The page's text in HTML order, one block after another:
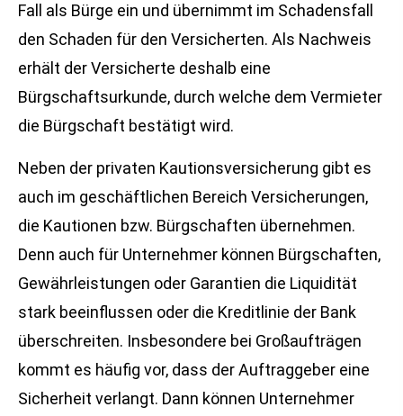
Fall als Bürge ein und übernimmt im Schadensfall
den Schaden für den Versicherten. Als Nachweis
erhält der Versicherte deshalb eine
Bürgschaftsurkunde, durch welche dem Vermieter
die Bürgschaft bestätigt wird.
Neben der privaten Kautionsversicherung gibt es
auch im geschäftlichen Bereich Versicherungen,
die Kautionen bzw. Bürgschaften übernehmen.
Denn auch für Unternehmer können Bürgschaften,
Gewährleistungen oder Garantien die Liquidität
stark beeinflussen oder die Kreditlinie der Bank
überschreiten. Insbesondere bei Großaufträgen
kommt es häufig vor, dass der Auftraggeber eine
Sicherheit verlangt. Dann können Unternehmer